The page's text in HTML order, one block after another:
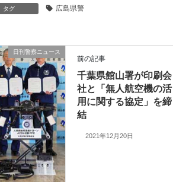
タグ 広島県警
日刊警察ニュース
前の記事
千葉県館山署が印刷会
社と「無人航空機の活
用に関する協定」を締
結
2021年12月20日